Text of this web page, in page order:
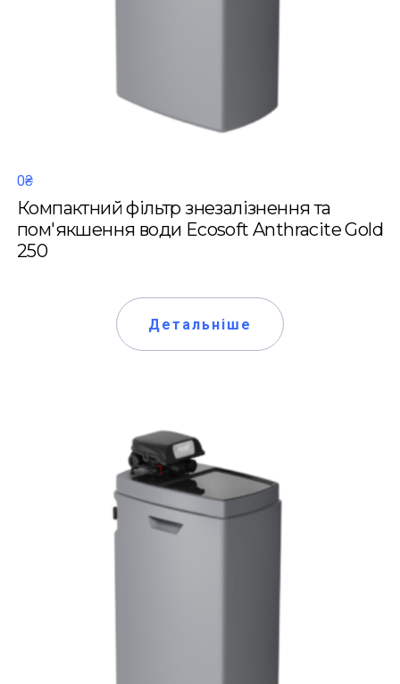
0₴
Компактний фільтр знезалізнення та
пом'якшення води Ecosoft Anthracite Gold
250
Детальніше